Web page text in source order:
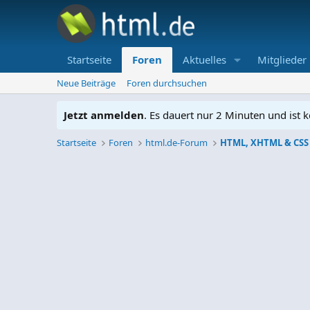
Startseite Foren Aktuelles Mitglieder
Neue Beiträge Foren durchsuchen
Jetzt anmelden. Es dauert nur 2 Minuten und ist
Startseite Foren html.de-Forum HTML, XHTML & CSS